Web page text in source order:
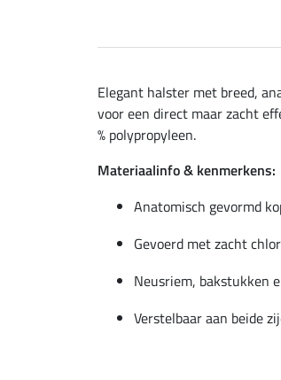
Elegant halster met breed,
voor een direct maar zacht
% polypropyleen.
Materiaalinfo & kenmerkens:
Anatomisch gevormd
Gevoerd met zacht
Neusriem, bakstukken
Verstelbaar aan beide